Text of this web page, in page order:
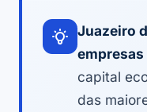
Juazeiro
capital
das